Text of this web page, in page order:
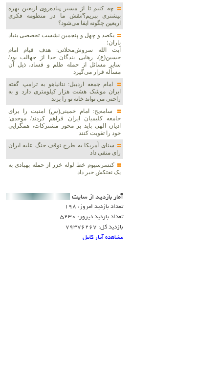
چه کنیم تا از مسیر پیاده‌روی اربعین بهره
بیشتری ببریم؟/نقش ما در منظومه فکری
اربعین چگونه ایفا می‌شود؟
یکصد و چهل و پنجمین نشست تخصصی بنیاد
باران؛
آیت الله سروش‌محلاتی: هدف قیام امام
حسین(ع)، رهایی بندگان خدا از جهالت بود/
سایر مسائل از جمله ظلم و فساد، ذیل آن
مسأله قرار می‌گیرد
امام جمعه اردبیل: نتانیاهو به ترامپ گفته
ایران موشک هشت هزار کیلومتری دارد و به
راحتی می تواند خانه تو را بزند
سامه‌یح: امام خمینی(س) امنیت را برای
جامعه کلیمیان ایران فراهم کردند/ موحدی:
ادیان الهی باید بر محور مشترکات، همگرایی
خود را تقویت کنند
سنای آمریکا به طرح توقف جنگ علیه ایران
رای منفی داد
کنسرسیوم خط لوله خزر از حمله پهپادی به
یک نفتکش خبر داد
آمار بازديد از سايت
تعداد بازدید امروز: 198
تعداد بازدید دیروز: 5230
بازدید کل: 79376267
مشاهده آمار کامل